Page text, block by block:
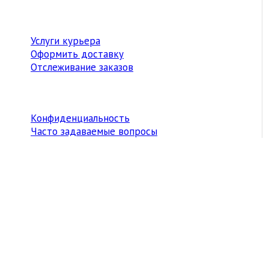
Услуги курьера
Оформить доставку
Отслеживание заказов
Конфиденциальность
Часто задаваемые вопросы